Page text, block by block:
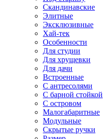
Скандинавские
Элитные
Эксклюзивные
Хай-тек
Особенности
Для студии
Для хрущевки
Для дачи
Встроенные
С антресолями
С барной стойкой
С островом
Малогабаритные
Модульные
Скрытые ручки